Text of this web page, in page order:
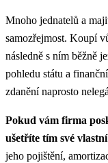
Mnoho jednatelů a
samozřejmost. Koupí
následně s ním běžně
pohledu státu a
zdanění naprosto
Pokud vám firma
ušetříte tím své
jeho pojištění,